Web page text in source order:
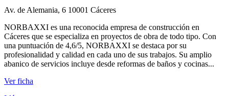
Av. de Alemania, 6 10001 Cáceres
NORBAXXI es una reconocida empresa de construcción en
Cáceres que se especializa en proyectos de obra de todo tipo. Con
una puntuación de 4,6/5, NORBAXXI se destaca por su
profesionalidad y calidad en cada uno de sus trabajos. Su amplio
abanico de servicios incluye desde reformas de baños y cocinas...
Ver ficha